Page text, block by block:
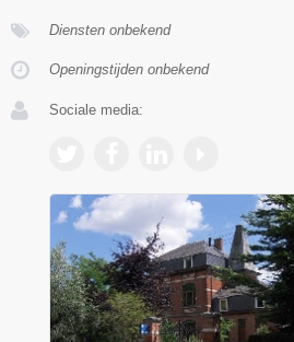
Diensten onbekend
Openingstijden onbekend
Sociale media: